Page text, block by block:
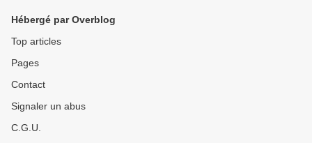
Hébergé par Overblog
Top articles
Pages
Contact
Signaler un abus
C.G.U.